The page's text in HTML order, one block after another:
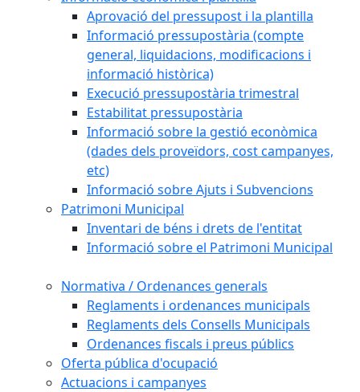
Aprovació del pressupost i la plantilla
Informació pressupostària (compte
general, liquidacions, modificacions i
informació històrica)
Execució pressupostària trimestral
Estabilitat pressupostària
Informació sobre la gestió econòmica
(dades dels proveïdors, cost campanyes,
etc)
Informació sobre Ajuts i Subvencions
Patrimoni Municipal
Inventari de béns i drets de l'entitat
Informació sobre el Patrimoni Municipal
Normativa / Ordenances generals
Reglaments i ordenances municipals
Reglaments dels Consells Municipals
Ordenances fiscals i preus públics
Oferta pública d'ocupació
Actuacions i campanyes